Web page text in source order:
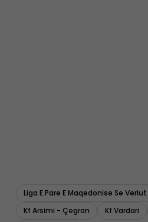
Liga E Pare E Maqedonise Se Veriut
Kf Arsimi - Çegran
Kf Vardari